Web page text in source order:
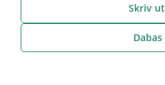
Skriv ut
Dabas